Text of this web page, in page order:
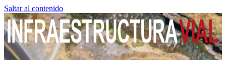
Saltar al contenido